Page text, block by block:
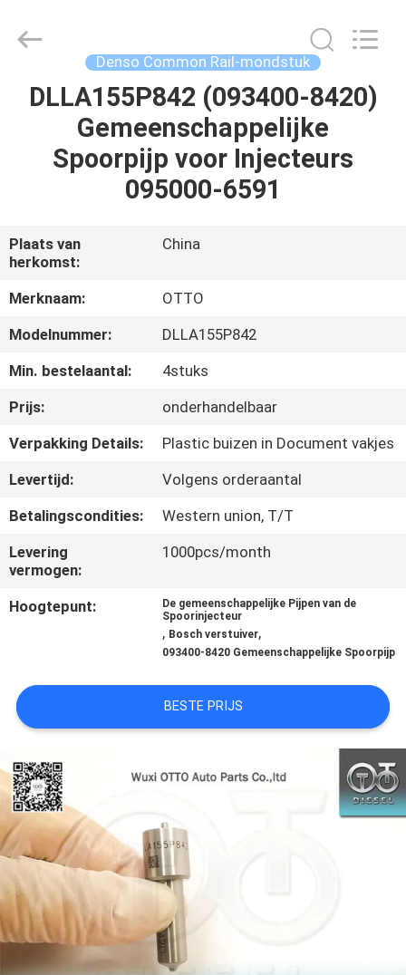
THUIS
PRODUCTEN
ONS
FABRIEKSTOUR
KWALITEITSCONTROLE
NEEM
CONTACT
MET
ONS
OP
NIEUWS
SITEMAP
PRIVACY
POLICY
AUTO
PARTS
Reserved.
Denso Common Rail-mondstuk
DLLA155P842 (093400-8420)
Gemeenschappelijke
Spoorpijp voor Injecteurs
095000-6591
Plaats van
herkomst:
China
Merknaam:
OTTO
Modelnummer:
DLLA155P842
Min. bestelaantal:
4stuks
Prijs:
onderhandelbaar
Verpakking Details:
Plastic buizen in Document vakjes
Levertijd:
Volgens orderaantal
Betalingscondities:
Western union, T/T
Levering
vermogen:
1000pcs/month
Hoogtepunt:
De gemeenschappelijke Pijpen van de
Spoorinjecteur
, Bosch verstuiver,
093400-8420 Gemeenschappelijke Spoorpijp
BESTE PRIJS